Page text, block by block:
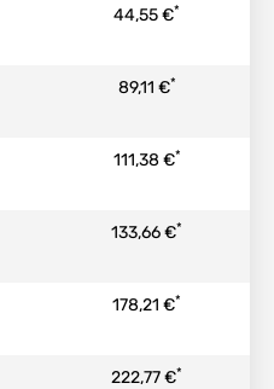
44,55 €*
89,11 €*
111,38 €*
133,66 €*
178,21 €*
222,77 €*